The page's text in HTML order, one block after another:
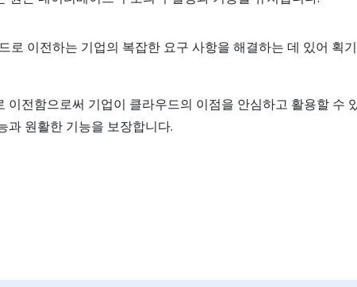
이전하는 기업의 복잡한 요구 사항을 해결하는 데 있어 획
전함으로써 기업이 클라우드의 이점을 안심하고 활용할 수
과 원활한 기능을 보장합니다.